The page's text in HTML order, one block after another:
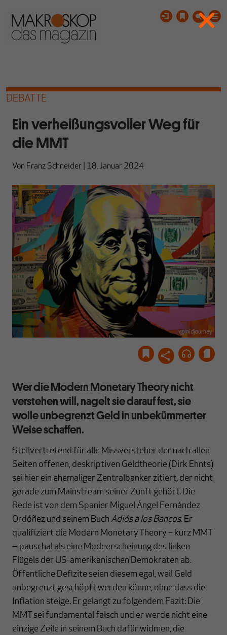
DEBATTE
Ein verheißungsvoller Weg für
die MMT
Von Franz Schneider 18. Januar 2024
@midjourney
Wer die Modern Monetary Theory nicht
verstehen will, nagelt sie darauf fest, sie
wolle unbegrenzt Geld in unbekümmerter
Weise schaffen.
Stellvertretend für alle Missversteher der nach allen
Seiten offenen, deskriptiven Geldtheorie (Dirk Ehnts)
sei hier ein ehemaliger Zentralbanker zitiert, der nicht
gerade zum Mainstream seiner Zunft gehört. Die
Rede ist von dem Spanier Miguel Ángel Fernández
Ordóñez und seinem Buch Adiós a los Bancos. Er
qualifiziert die Modern Monetary Theory – kurz MMT
‒ pauschal als eine Modeerscheinung des linken
Flügels der US-amerikanischen Demokraten ab.
Öffentliche Defizite seien diesem egal, weil Geld
unbegrenzt geschöpft werden könne, ohne dass die
Inflation steige. Er gelangt zu folgendem Fazit: Die
MMT sei fundamental falsch und er werde nicht eine
einzige Zeile in seinem Buch dafür widmen, die